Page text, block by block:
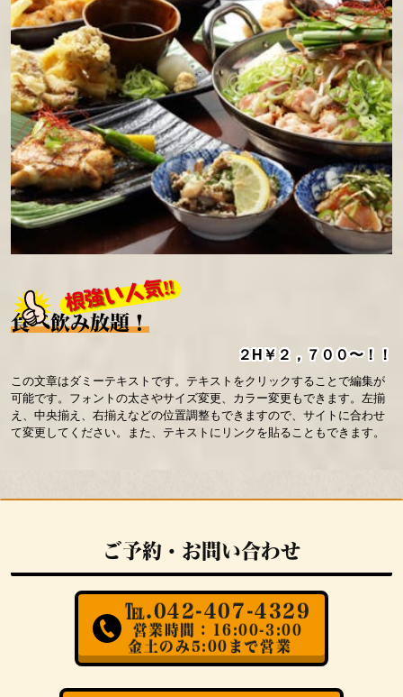
根強い人気‼
食べ飲み放題！
２H￥２，７００〜！！
この文章はダミーテキストです。テキストをクリックすることで編集が
可能です。フォントの太さやサイズ変更、カラー変更もできます。左揃
え、中央揃え、右揃えなどの位置調整もできますので、サイトに合わせ
て変更してください。また、テキストにリンクを貼ることもできます。
ご予約・お問い合わせ
℡.042-407-4329
営業時間：16:00-3:00
金土のみ5:00まで営業